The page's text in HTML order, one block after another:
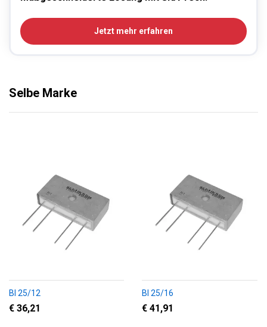
Jetzt mehr erfahren
Selbe Marke
BI 25/12
€ 36,21
BI 25/16
€ 41,91